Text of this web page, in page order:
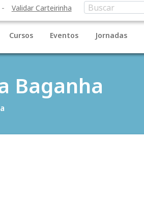
Validar Carteirinha
Cursos Eventos Jornadas
Baganha